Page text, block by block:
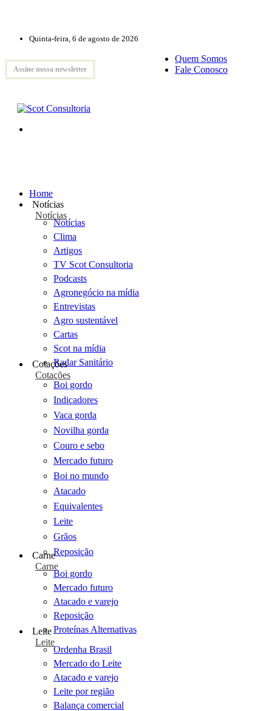
Quinta-feira, 6 de agosto de 2026
Assine nossa newsletter
Quem Somos
Fale Conosco
Home
Notícias
Notícias
Notícias
Clima
Artigos
TV Scot Consultoria
Podcasts
Agronegócio na mídia
Entrevistas
Agro sustentável
Cartas
Scot na mídia
Radar Sanitário
Cotações
Cotações
Boi gordo
Indicadores
Vaca gorda
Novilha gorda
Couro e sebo
Mercado futuro
Boi no mundo
Atacado
Equivalentes
Leite
Grãos
Reposição
Carne
Carne
Boi gordo
Mercado futuro
Atacado e varejo
Reposição
Proteínas Alternativas
Leite
Leite
Ordenha Brasil
Mercado do Leite
Atacado e varejo
Leite por região
Balança comercial